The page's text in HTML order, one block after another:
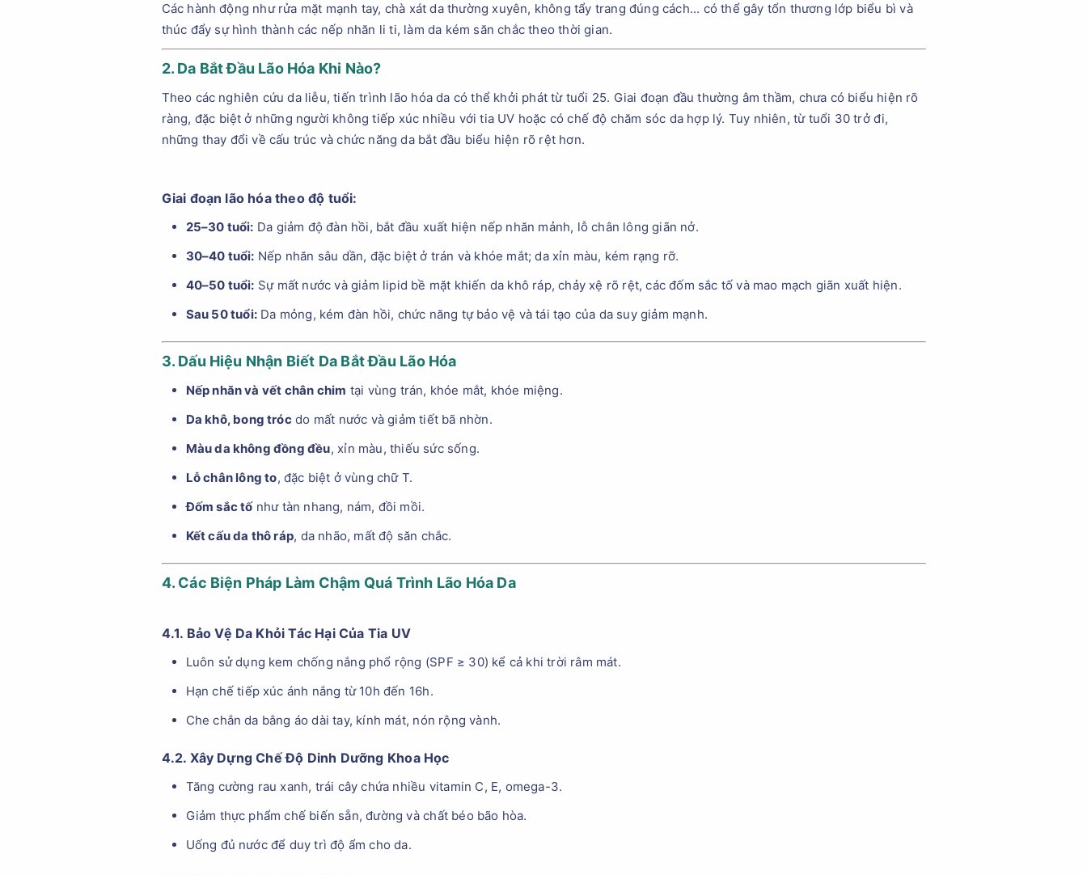
Các hành động như rửa mặt mạnh tay, chà xát da thường xuyên, không tẩy trang đúng cách... có thể gây tổn thương lớp biểu bì và
thúc đẩy sự hình thành các nếp nhăn li ti, làm da kém săn chắc theo thời gian.
2. Da Bắt Đầu Lão Hóa Khi Nào?
Theo các nghiên cứu da liễu, tiến trình lão hóa da có thể khởi phát từ tuổi 25. Giai đoạn đầu thường âm thầm, chưa có biểu hiện rõ
ràng, đặc biệt ở những người không tiếp xúc nhiều với tia UV hoặc có chế độ chăm sóc da hợp lý. Tuy nhiên, từ tuổi 30 trở đi,
những thay đổi về cấu trúc và chức năng da bắt đầu biểu hiện rõ rệt hơn.
Giai đoạn lão hóa theo độ tuổi:
25–30 tuổi: Da giảm độ đàn hồi, bắt đầu xuất hiện nếp nhăn mảnh, lỗ chân lông giãn nở.
30–40 tuổi: Nếp nhăn sâu dần, đặc biệt ở trán và khóe mắt; da xỉn màu, kém rạng rỡ.
40–50 tuổi: Sự mất nước và giảm lipid bề mặt khiến da khô ráp, chảy xệ rõ rệt, các đốm sắc tố và mao mạch giãn xuất hiện.
Sau 50 tuổi:Da mỏng, kém đàn hồi, chức năng tự bảo vệ và tái tạo của da suy giảm mạnh.
3. Dấu Hiệu Nhận Biết Da Bắt Đầu Lão Hóa
Nếp nhăn và vết chân chim tại vùng trán, khóe mắt, khóe miệng.
Da khô, bong trócdo mất nước và giảm tiết bã nhờn.
Màu da không đồng đều, xỉn màu, thiếu sức sống.
Lỗ chân lông to, đặc biệt ở vùng chữ T.
Đốm sắc tốnhư tàn nhang, nám, đồi mồi.
Kết cấu da thô ráp, da nhão, mất độ săn chắc.
4. Các Biện Pháp Làm Chậm Quá Trình Lão Hóa Da
4.1. Bảo Vệ Da Khỏi Tác Hại Của Tia UV
Luôn sử dụng kem chống nắng phổ rộng (SPF ≥ 30) kể cả khi trời râm mát.
Hạn chế tiếp xúc ánh nắng từ 10h đến 16h.
Che chắn da bằng áo dài tay, kính mát, nón rộng vành.
4.2. Xây Dựng Chế Độ Dinh Dưỡng Khoa Học
Tăng cường rau xanh, trái cây chứa nhiều vitamin C, E, omega-3.
Giảm thực phẩm chế biến sẵn, đường và chất béo bão hòa.
Uống đủ nước để duy trì độ ẩm cho da.